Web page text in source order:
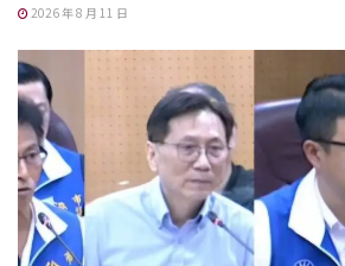
2026 年 8 月 11 日